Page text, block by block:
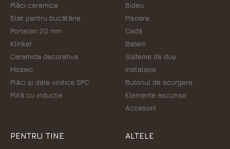
Plăci ceramice
Blat pentru bucătărie
Porțelan 20 mm
Klinker
Caramida decorativa
Mozaic
Plăci şi dale vinilice SPC
Plită cu inducție
Bideu
Pisoare
Cadă
Baterii
Sisteme de duș
Instalație
Butonul de scurgere
Elemente ascunse
Accesorii
PENTRU TINE ALTELE